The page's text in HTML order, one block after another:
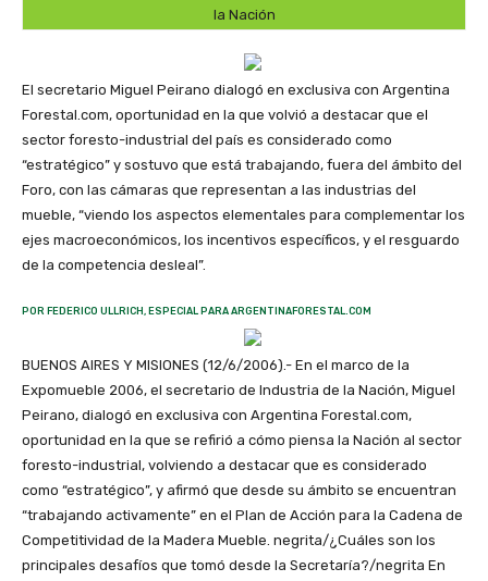
la Nación
El secretario Miguel Peirano dialogó en exclusiva con Argentina
Forestal.com, oportunidad en la que volvió a destacar que el
sector foresto-industrial del país es considerado como
“estratégico” y sostuvo que está trabajando, fuera del ámbito del
Foro, con las cámaras que representan a las industrias del
mueble, “viendo los aspectos elementales para complementar los
ejes macroeconómicos, los incentivos específicos, y el resguardo
de la competencia desleal”.
POR FEDERICO ULLRICH, ESPECIAL PARA ARGENTINAFORESTAL.COM
BUENOS AIRES Y MISIONES (12/6/2006).- En el marco de la
Expomueble 2006, el secretario de Industria de la Nación, Miguel
Peirano, dialogó en exclusiva con Argentina Forestal.com,
oportunidad en la que se refirió a cómo piensa la Nación al sector
foresto-industrial, volviendo a destacar que es considerado
como “estratégico”, y afirmó que desde su ámbito se encuentran
“trabajando activamente” en el Plan de Acción para la Cadena de
Competitividad de la Madera Mueble. negrita/¿Cuáles son los
principales desafíos que tomó desde la Secretaría?/negrita En